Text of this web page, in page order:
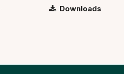
Downloads